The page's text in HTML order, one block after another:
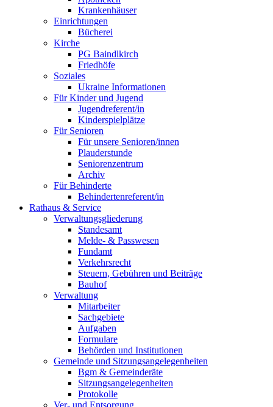
Krankenhäuser
Einrichtungen
Bücherei
Kirche
PG Baindlkirch
Friedhöfe
Soziales
Ukraine Informationen
Für Kinder und Jugend
Jugendreferent/in
Kinderspielplätze
Für Senioren
Für unsere Senioren/innen
Plauderstunde
Seniorenzentrum
Archiv
Für Behinderte
Behindertenreferent/in
Rathaus & Service
Verwaltungsgliederung
Standesamt
Melde- & Passwesen
Fundamt
Verkehrsrecht
Steuern, Gebühren und Beiträge
Bauhof
Verwaltung
Mitarbeiter
Sachgebiete
Aufgaben
Formulare
Behörden und Institutionen
Gemeinde und Sitzungsangelegenheiten
Bgm & Gemeinderäte
Sitzungsangelegenheiten
Protokolle
Ver- und Entsorgung